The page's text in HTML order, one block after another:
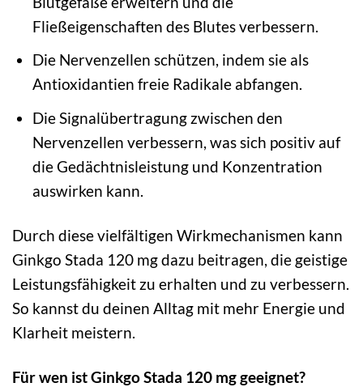
Fließeigenschaften des Blutes verbessern.
Die Nervenzellen schützen, indem sie als
Antioxidantien freie Radikale abfangen.
Die Signalübertragung zwischen den
Nervenzellen verbessern, was sich positiv auf
die Gedächtnisleistung und Konzentration
auswirken kann.
Durch diese vielfältigen Wirkmechanismen kann
Ginkgo Stada 120 mg dazu beitragen, die geistige
Leistungsfähigkeit zu erhalten und zu verbessern.
So kannst du deinen Alltag mit mehr Energie und
Klarheit meistern.
Für wen ist Ginkgo Stada 120 mg geeignet?